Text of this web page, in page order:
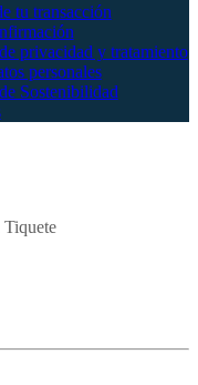
tu transacción
privacidad y tratamiento
personales
Sostenibilidad